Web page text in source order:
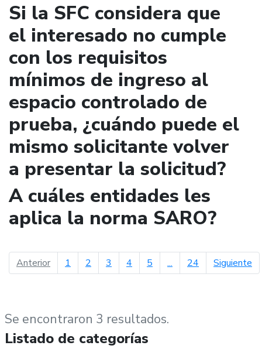
Si la SFC considera que
el interesado no cumple
con los requisitos
mínimos de ingreso al
espacio controlado de
prueba, ¿cuándo puede el
mismo solicitante volver
a presentar la solicitud?
A cuáles entidades les
aplica la norma SARO?
Anteriorpágina anterior
1 2 3 4 5 ... 24 Siguiente
Se encontraron 3 resultados.
Listado de categorías